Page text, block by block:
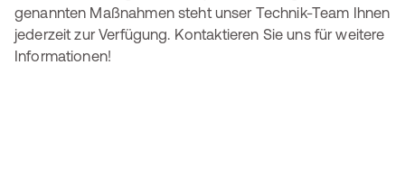
genannten Maßnahmen steht unser Technik-Team Ihnen
jederzeit zur Verfügung. Kontaktieren Sie uns für weitere
Informationen!